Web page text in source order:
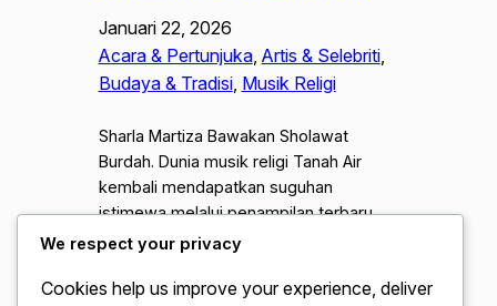
Januari 22, 2026
Acara & Pertunjuka, Artis & Selebriti
Budaya & Tradisi, Musik Religi
Sharla Martiza Bawakan Sholawat
Burdah. Dunia musik religi Tanah Air
kembali mendapatkan suguhan
istimewa melalui penampilan terbaru
dari penyanyi muda berbakat, Sharla
suara emasnya sejak menjuarai ajang
We respect your privacy
Cookies help us improve your experience, deliver